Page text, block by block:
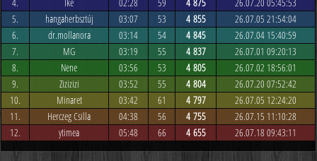
5.
hangaherbsztúj 03:07 53 4 855
26.07.05 21:54:04
6.
dr.mollanora 03:14 54 4 845
26.07.04 15:40:59
7.
MG 03:19 55 4 837
26.07.01 09:20:13
8.
Nene 03:56 53 4 805
26.07.02 18:56:01
9.
Zizizizi 03:52 55 4 804
26.07.20 07:52:42
10.
Minaret 03:42 61 4 797
26.07.05 12:24:20
11.
Herczeg Csilla 04:38 56 4 755
26.07.15 11:10:28
12.
ytimea 05:48 66 4 655 26.07.18 09:43:11